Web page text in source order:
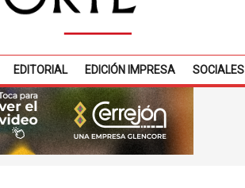
EDITORIAL EDICIÓN IMPRESA SOCIALES